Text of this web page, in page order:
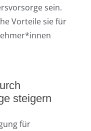
sein.
Vorteile sie für
steigern
für